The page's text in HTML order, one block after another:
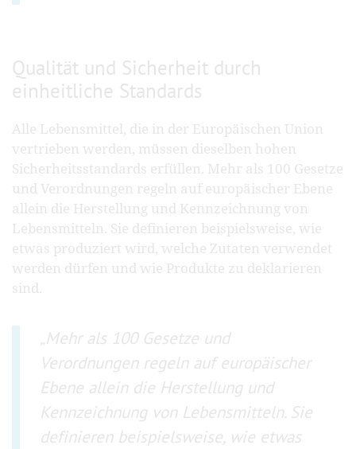
Qualität und Sicherheit durch
einheitliche Standards
Alle Lebensmittel, die in der Europäischen Union
vertrieben werden, müssen dieselben hohen
Sicherheitsstandards erfüllen. Mehr als 100 Gesetze
und Verordnungen regeln auf europäischer Ebene
allein die Herstellung und Kennzeichnung von
Lebensmitteln. Sie definieren beispielsweise, wie
etwas produziert wird, welche Zutaten verwendet
werden dürfen und wie Produkte zu deklarieren
sind.
Mehr als 100 Gesetze und
Verordnungen regeln auf europäischer
Ebene allein die Herstellung und
Kennzeichnung von Lebensmitteln. Sie
definieren beispielsweise, wie etwas